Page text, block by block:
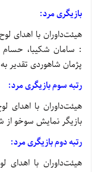
بازیگری مرد:
هیئت‌داوران با اهدای
: سامان شکیبا،
پژمان شاهوردی تقدیر
رتبه سوم بازیگری مرد:
هیئت‌داوران با اهدای
بازیگر نمایش سوخو
رتبه دوم بازیگری مرد:
هیئت‌داوران با